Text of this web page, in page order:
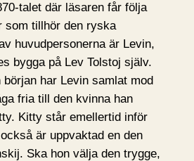
talet där läsaren får följa
som tillhör den ryska
huvudpersonerna är Levin,
bygga på Lev Tolstoj själv.
har Levin samlat mod
fria till den kvinna han
Kitty står emellertid inför
är uppvaktad en den
Ska hon välja den trygge,